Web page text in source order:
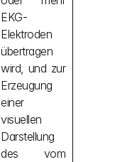
EKG-
Elektroden
übertragen
wird, und zur
Erzeugung
einer
visuellen
Darstellung
des vom